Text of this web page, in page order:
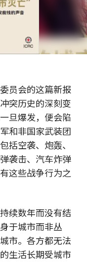
员会的这篇新报
突历史的深刻变
旦爆发，便会陷
和非国家武装团
括空袭、炮轰、
袭击、汽车炸弹
这些战争行为之
续数年而没有结
于城市而非丛
市。各方都无法
生活长期受城市